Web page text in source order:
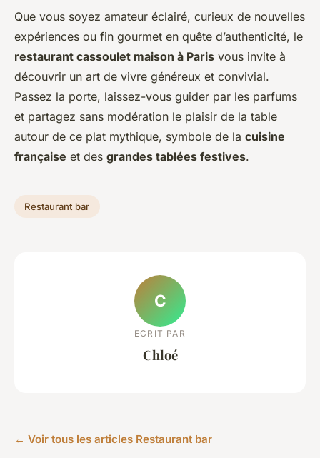
Que vous soyez amateur éclairé, curieux de nouvelles
expériences ou fin gourmet en quête d’authenticité, le
restaurant cassoulet maison à Paris vous invite à
découvrir un art de vivre généreux et convivial.
Passez la porte, laissez-vous guider par les parfums
et partagez sans modération le plaisir de la table
autour de ce plat mythique, symbole de la cuisine
française et des grandes tablées festives.
Restaurant bar
C
ECRIT PAR
Chloé
← Voir tous les articles Restaurant bar